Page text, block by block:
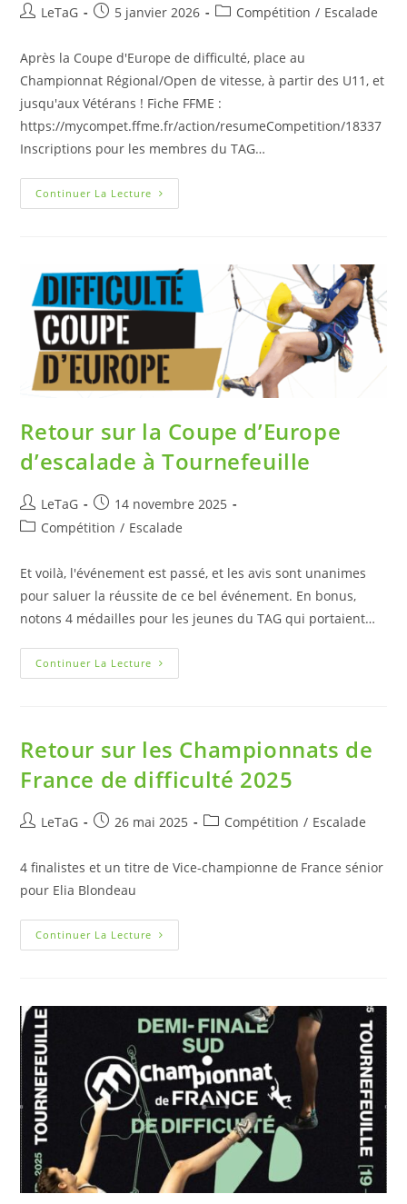
LeTaG 5 janvier 2026 Compétition / Escalade
Après la Coupe d'Europe de difficulté, place au
Championnat Régional/Open de vitesse, à partir des U11, et
jusqu'aux Vétérans ! Fiche FFME :
https://mycompet.ffme.fr/action/resumeCompetition/18337
Inscriptions pour les membres du TAG…
Continuer La Lecture
Retour sur la Coupe d’Europe
d’escalade à Tournefeuille
LeTaG
14 novembre 2025
Compétition / Escalade
Et voilà, l'événement est passé, et les avis sont unanimes
pour saluer la réussite de ce bel événement. En bonus,
notons 4 médailles pour les jeunes du TAG qui portaient…
Continuer La Lecture
Retour sur les Championnats de
France de difficulté 2025
LeTaG 26 mai 2025 Compétition / Escalade
4 finalistes et un titre de Vice-championne de France sénior
pour Elia Blondeau
Continuer La Lecture